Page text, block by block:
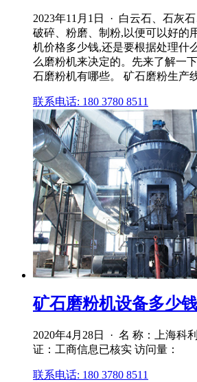
2023年11月1日 · 白云石、石灰
破碎、粉磨、制粉,以便可以好的
机价格多少钱,还是要根据处理什
么磨粉机来决定的。先来了解一
石磨粉机有哪些。 矿石磨粉生产
联系电话: 180 3780 8511
矿石磨粉机设备多少
2020年4月28日 · 名 称：上海科
证：工商信息已核实 访问量：
联系电话: 180 3780 8511